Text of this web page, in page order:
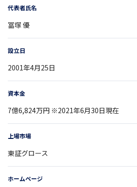
代表者氏名
冨塚 優
設立日
2001年4月25日
資本金
7億6,824万円 ※2021年6月30日現在
上場市場
東証グロース
ホームページ